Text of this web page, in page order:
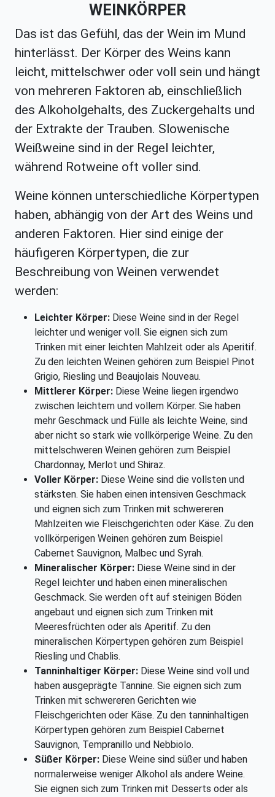
WEINKÖRPER
Das ist das Gefühl, das der Wein im Mund
hinterlässt. Der Körper des Weins kann
leicht, mittelschwer oder voll sein und hängt
von mehreren Faktoren ab, einschließlich
des Alkoholgehalts, des Zuckergehalts und
der Extrakte der Trauben. Slowenische
Weißweine sind in der Regel leichter,
während Rotweine oft voller sind.
Weine können unterschiedliche Körpertypen
haben, abhängig von der Art des Weins und
anderen Faktoren. Hier sind einige der
häufigeren Körpertypen, die zur
Beschreibung von Weinen verwendet
werden:
Leichter Körper: Diese Weine sind in der Regel
leichter und weniger voll. Sie eignen sich zum
Trinken mit einer leichten Mahlzeit oder als Aperitif.
Zu den leichten Weinen gehören zum Beispiel Pinot
Grigio, Riesling und Beaujolais Nouveau.
Mittlerer Körper: Diese Weine liegen irgendwo
zwischen leichtem und vollem Körper. Sie haben
mehr Geschmack und Fülle als leichte Weine, sind
aber nicht so stark wie vollkörperige Weine. Zu den
mittelschweren Weinen gehören zum Beispiel
Chardonnay, Merlot und Shiraz.
Voller Körper: Diese Weine sind die vollsten und
stärksten. Sie haben einen intensiven Geschmack
und eignen sich zum Trinken mit schwereren
Mahlzeiten wie Fleischgerichten oder Käse. Zu den
vollkörperigen Weinen gehören zum Beispiel
Cabernet Sauvignon, Malbec und Syrah.
Mineralischer Körper: Diese Weine sind in der
Regel leichter und haben einen mineralischen
Geschmack. Sie werden oft auf steinigen Böden
angebaut und eignen sich zum Trinken mit
Meeresfrüchten oder als Aperitif. Zu den
mineralischen Körpertypen gehören zum Beispiel
Riesling und Chablis.
Tanninhaltiger Körper: Diese Weine sind voll und
haben ausgeprägte Tannine. Sie eignen sich zum
Trinken mit schwereren Gerichten wie
Fleischgerichten oder Käse. Zu den tanninhaltigen
Körpertypen gehören zum Beispiel Cabernet
Sauvignon, Tempranillo und Nebbiolo.
Süßer Körper: Diese Weine sind süßer und haben
normalerweise weniger Alkohol als andere Weine.
Sie eignen sich zum Trinken mit Desserts oder als